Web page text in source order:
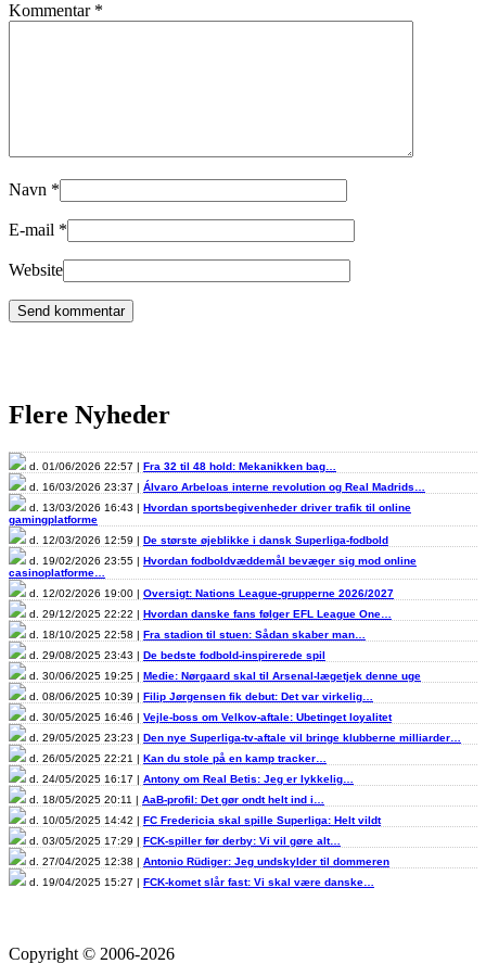
Kommentar *
Navn *
E-mail *
Website
Flere Nyheder
d. 01/06/2026 22:57 | Fra 32 til 48 hold: Mekanikken bag…
d. 16/03/2026 23:37 | Álvaro Arbeloas interne revolution og Real Madrids…
d. 13/03/2026 16:43 | Hvordan sportsbegivenheder driver trafik til online
gamingplatforme
d. 12/03/2026 12:59 | De største øjeblikke i dansk Superliga-fodbold
d. 19/02/2026 23:55 | Hvordan fodboldvæddemål bevæger sig mod online
casinoplatforme…
d. 12/02/2026 19:00 | Oversigt: Nations League-grupperne 2026/2027
d. 29/12/2025 22:22 | Hvordan danske fans følger EFL League One…
d. 18/10/2025 22:58 | Fra stadion til stuen: Sådan skaber man…
d. 29/08/2025 23:43 | De bedste fodbold-inspirerede spil
d. 30/06/2025 19:25 | Medie: Nørgaard skal til Arsenal-lægetjek denne uge
d. 08/06/2025 10:39 | Filip Jørgensen fik debut: Det var virkelig…
d. 30/05/2025 16:46 | Vejle-boss om Velkov-aftale: Ubetinget loyalitet
d. 29/05/2025 23:23 | Den nye Superliga-tv-aftale vil bringe klubberne milliarder…
d. 26/05/2025 22:21 | Kan du stole på en kamp tracker…
d. 24/05/2025 16:17 | Antony om Real Betis: Jeg er lykkelig…
d. 18/05/2025 20:11 | AaB-profil: Det gør ondt helt ind i…
d. 10/05/2025 14:42 | FC Fredericia skal spille Superliga: Helt vildt
d. 03/05/2025 17:29 | FCK-spiller før derby: Vi vil gøre alt…
d. 27/04/2025 12:38 | Antonio Rüdiger: Jeg undskylder til dommeren
d. 19/04/2025 15:27 | FCK-komet slår fast: Vi skal være danske…
Copyright © 2006-2026